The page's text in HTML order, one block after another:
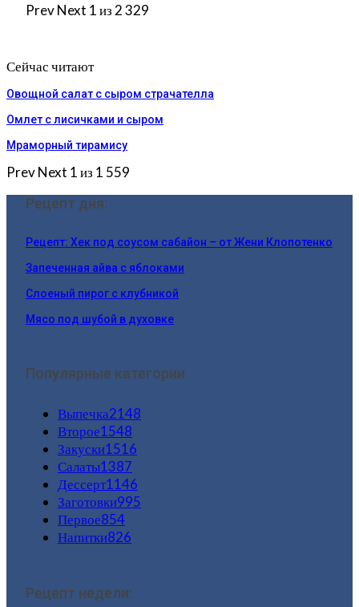
PrevNext 1 из 2 329
Сейчас читают
Овощной салат с сыром страчателла
Омлет с лисичками и сыром
Мраморный тирамису
PrevNext 1 из 1 559
Рецепт дня:
Рецепт: Хек под соусом сабайон – от Жени Клопотенко
Запеченная айва с яблоками
Слоеный пирог с клубникой
Мясо под шубой в духовке
Популярные категории
Выпечка2148
Второе1548
Закуски1516
Салаты1387
Дессерт1146
Заготовки995
Первое854
Напитки826
Рецепт недели: